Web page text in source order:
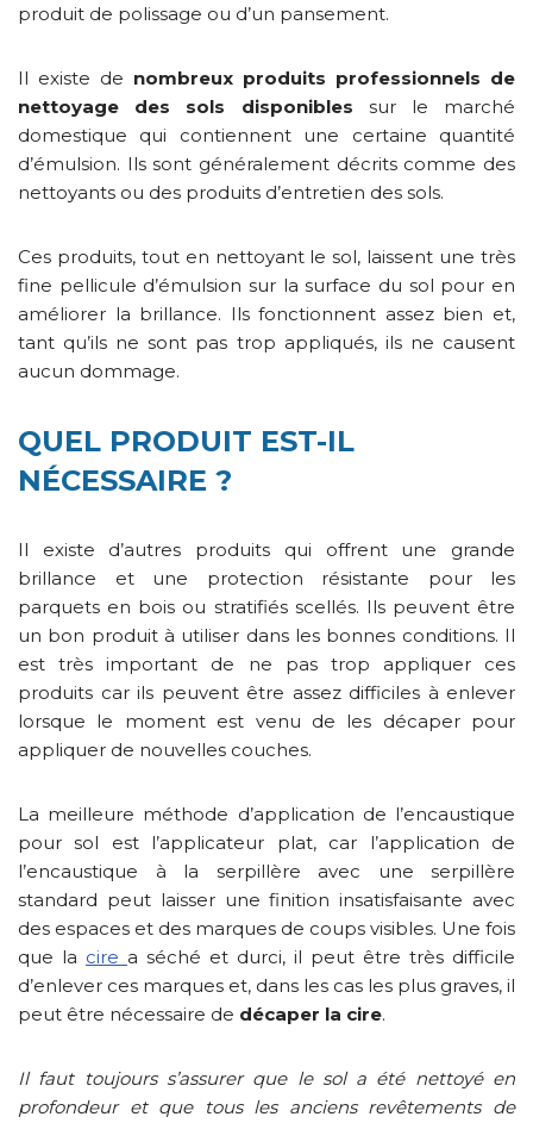
produit de polissage ou d’un pansement.
Il existe de nombreux produits professionnels de
nettoyage des sols disponibles sur le marché
domestique qui contiennent une certaine quantité
d’émulsion. Ils sont généralement décrits comme des
nettoyants ou des produits d’entretien des sols.
Ces produits, tout en nettoyant le sol, laissent une très
fine pellicule d’émulsion sur la surface du sol pour en
améliorer la brillance. Ils fonctionnent assez bien et,
tant qu’ils ne sont pas trop appliqués, ils ne causent
aucun dommage.
QUEL PRODUIT EST-IL
NÉCESSAIRE ?
Il existe d’autres produits qui offrent une grande
brillance et une protection résistante pour les
parquets en bois ou stratifiés scellés. Ils peuvent être
un bon produit à utiliser dans les bonnes conditions. Il
est très important de ne pas trop appliquer ces
produits car ils peuvent être assez difficiles à enlever
lorsque le moment est venu de les décaper pour
appliquer de nouvelles couches.
La meilleure méthode d’application de l’encaustique
pour sol est l’applicateur plat, car l’application de
l’encaustique à la serpillère avec une serpillère
standard peut laisser une finition insatisfaisante avec
des espaces et des marques de coups visibles. Une fois
que la cire a séché et durci, il peut être très difficile
d’enlever ces marques et, dans les cas les plus graves, il
peut être nécessaire de décaper la cire.
Il faut toujours s’assurer que le sol a été nettoyé en
profondeur et que tous les anciens revêtements de